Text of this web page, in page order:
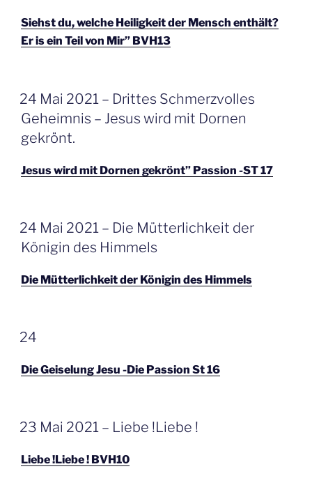
Siehst du, welche Heiligkeit der Mensch enthält?
Er is ein Teil von Mir” BVH13
GEPLAATST
OP
24 Mai 2021 – Drittes Schmerzvolles
Geheimnis – Jesus wird mit Dornen
gekrönt.
Jesus wird mit Dornen gekrönt” Passion -ST 17
GEPLAATST
OP
24 Mai 2021 – Die Mütterlichkeit der
Königin des Himmels
Die Mütterlichkeit der Königin des Himmels
GEPLAATST
OP
24
Die Geiselung Jesu -Die Passion St 16
GEPLAATST
OP
23 Mai 2021 – Liebe !Liebe !
Liebe !Liebe ! BVH10